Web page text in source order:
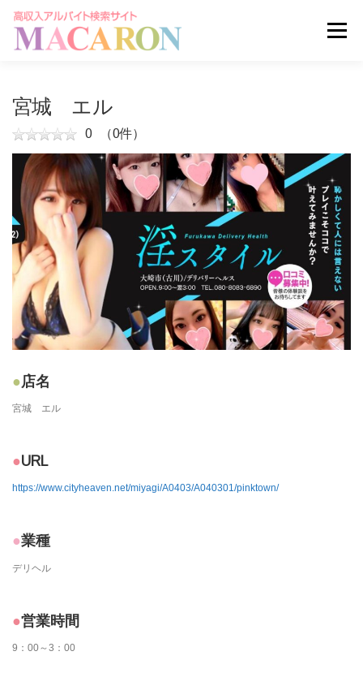
メニュー
掲載申し込みはこちら
宮城 エル
0 （0件）
店名
宮城 エル
URL
https://www.cityheaven.net/miyagi/A0403/A040301/pinktown/
業種
デリヘル
営業時間
9：00～3：00